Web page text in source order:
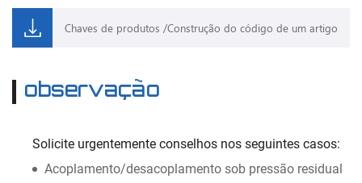
Chaves de produtos /Construção do código de um artigo
observação
Solicite urgentemente conselhos nos seguintes casos:
Acoplamento/desacoplamento sob pressão residual